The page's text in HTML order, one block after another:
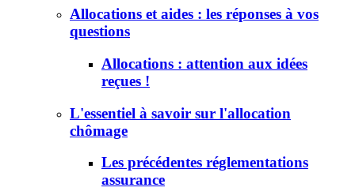
Allocations et aides : les réponses à vos
questions
Allocations : attention aux idées
reçues !
L'essentiel à savoir sur l'allocation
chômage
Les précédentes réglementations
assurance